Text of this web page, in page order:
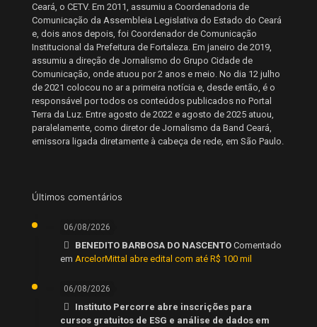
Ceará, o CETV. Em 2011, assumiu a Coordenadoria de
Comunicação da Assembleia Legislativa do Estado do Ceará
e, dois anos depois, foi Coordenador de Comunicação
Institucional da Prefeitura de Fortaleza. Em janeiro de 2019,
assumiu a direção de Jornalismo do Grupo Cidade de
Comunicação, onde atuou por 2 anos e meio. No dia 12 julho
de 2021 colocou no ar a primeira notícia e, desde então, é o
responsável por todos os conteúdos publicados no Portal
Terra da Luz. Entre agosto de 2022 e agosto de 2025 atuou,
paralelamente, como diretor de Jornalismo da Band Ceará,
emissora ligada diretamente à cabeça de rede, em São Paulo.
Últimos comentários
06/08/2026
BENEDITO BARBOSA DO NASCENTO Comentado
em ArcelorMittal abre edital com até R$ 100 mil
06/08/2026
Instituto Percorre abre inscrições para
cursos gratuitos de ESG e análise de dados em